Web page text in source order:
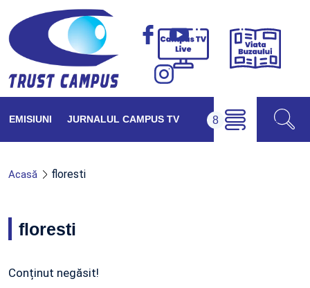
Campus
Viața
EMISIUNI JURNALUL CAMPUS TV
Acasă floresti
floresti
Conținut negăsit!